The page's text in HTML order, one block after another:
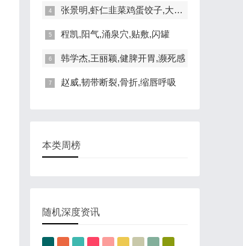
张景明,虾仁韭菜鸡蛋饺子,大寒养生
程凯,阳气,涌泉穴,贴敷,闪罐
韩学杰,王丽颖,健脾开胃,濒死感
赵威,韧带断裂,骨折,缩唇呼吸
本类周榜
随机深度资讯